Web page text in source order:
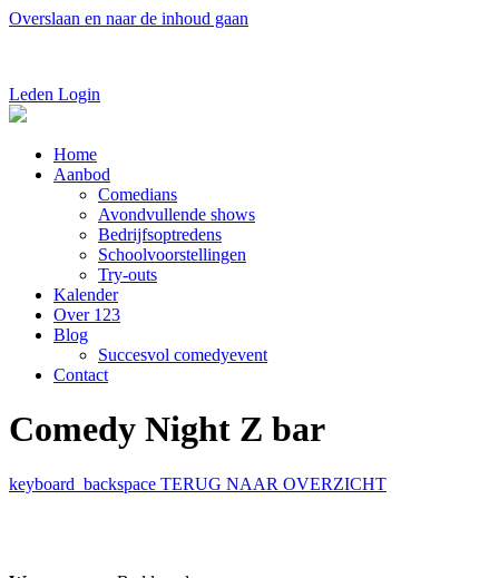
Overslaan en naar de inhoud gaan
Leden Login
Home
Aanbod
Comedians
Avondvullende shows
Bedrijfsoptredens
Schoolvoorstellingen
Try-outs
Kalender
Over 123
Blog
Succesvol comedyevent
Contact
Comedy Night Z bar
keyboard_backspace TERUG NAAR OVERZICHT